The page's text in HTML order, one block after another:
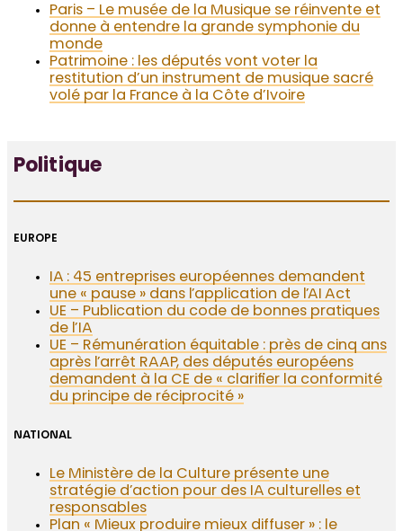
Paris – Le musée de la Musique se réinvente et
donne à entendre la grande symphonie du
monde
Patrimoine : les députés vont voter la
restitution d’un instrument de musique sacré
volé par la France à la Côte d’Ivoire
Politique
EUROPE
IA : 45 entreprises européennes demandent
une « pause » dans l’application de l’AI Act
UE – Publication du code de bonnes pratiques
de l’IA
UE – Rémunération équitable : près de cinq ans
après l’arrêt RAAP, des députés européens
demandent à la CE de « clarifier la conformité
du principe de réciprocité »
NATIONAL
Le Ministère de la Culture présente une
stratégie d’action pour des IA culturelles et
responsables
Plan « Mieux produire mieux diffuser » : le